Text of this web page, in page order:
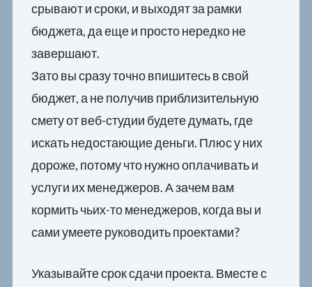
срывают и сроки, и выходят за рамки
бюджета, да еще и просто нередко не
завершают.
Зато вы сразу точно впишитесь в свой
бюджет, а не получив приблизительную
смету от веб-студии будете думать, где
искать недостающие деньги. Плюс у них
дороже, потому что нужно оплачивать и
услуги их менеджеров. А зачем вам
кормить чьих-то менеджеров, когда вы и
сами умеете руководить проектами?
Указывайте срок сдачи проекта. Вместе с